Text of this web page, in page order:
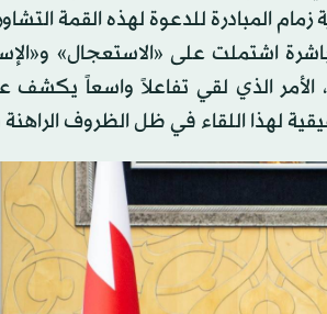
المبادرة للدعوة لهذه القمة
اشتملت على «الاستعجال»
الأمر الذي لقي تفاعلاً واسعاً
لهذا اللقاء في ظل الظروف